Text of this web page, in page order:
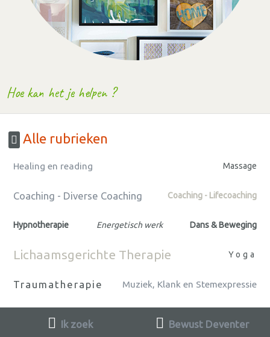
Hoe kan het je helpen ?
Alle rubrieken
Healing en reading Massage
Coaching - Diverse Coaching Coaching - Lifecoaching
Hypnotherapie Energetisch werk Dans & Beweging
Lichaamsgerichte Therapie Yoga
Traumatherapie Muziek, Klank en Stemexpressie
Ik zoek Bewust Deventer